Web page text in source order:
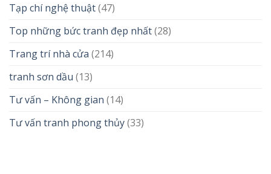
Tạp chí nghệ thuật(47)
Top những bức tranh đẹp nhất(28)
Trang trí nhà cửa (214)
tranh sơn dầu (13)
Tư vấn – Không gian (14)
Tư vấn tranh phong thủy(33)